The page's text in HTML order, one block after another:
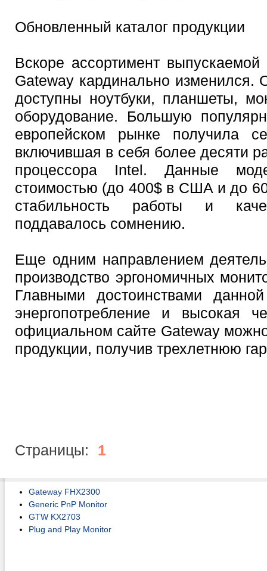
Обновленный каталог продукции
Вскоре ассортимент
Gateway кардинально изменился.
доступны ноутбуки, планшеты,
оборудование. Большую
европейском рынке получила
включившая в себя более десяти
процессора Intel. Данные
стоимостью (до 400$ в США и до
стабильность работы и
поддавалось сомнению.
Еще одним направлением
производство эргономичных
Главными достоинствами
энергопотребление и высокая
официальном сайте Gateway
продукции, получив трехлетнюю
Страницы: 1
Gateway FHX2300
Generic PnP Monitor
GTW KX2703
Plug and Play Monitor